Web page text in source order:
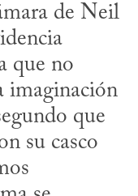
de Neil
que no
imaginación
que
su casco